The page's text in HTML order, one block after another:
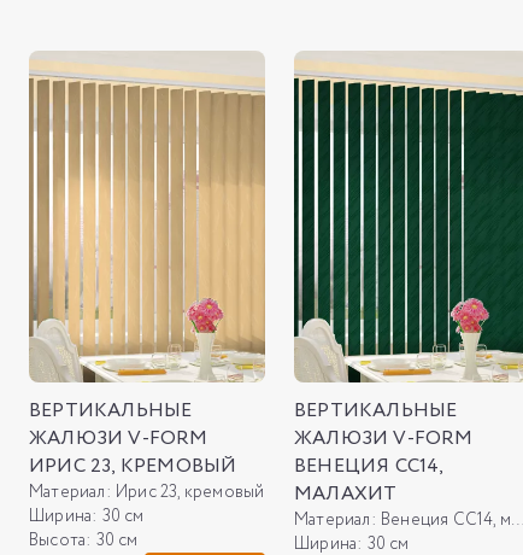
ВЕРТИКАЛЬНЫЕ
ЖАЛЮЗИ V-FORM
ИРИС 23, КРЕМОВЫЙ
Материал: Ирис 23, кремовый
Ширина: 30 см
Высота: 30 см
ВЕРТИКАЛЬНЫЕ
ЖАЛЮЗИ V-FORM
ВЕНЕЦИЯ СС14,
МАЛАХИТ
Материал: Венеция СС14, малахит
Ширина: 30 см